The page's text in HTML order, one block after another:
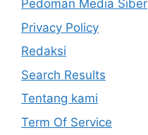
Pedoman Media Siber
Privacy Policy
Redaksi
Search Results
Tentang kami
Term Of Service